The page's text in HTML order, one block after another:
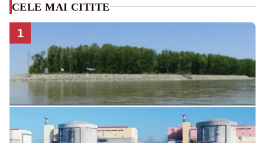
CELE MAI CITITE
1